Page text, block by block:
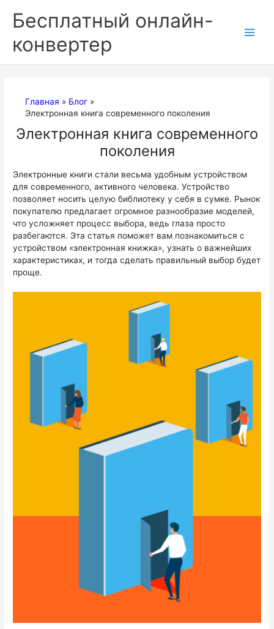
содержимому
Бесплатный онлайн-
конвертер
Главная
Блог
Электронная книга современного поколения
Электронная книга современного
поколения
Электронные книги стали весьма удобным устройством
для современного, активного человека. Устройство
позволяет носить целую библиотеку у себя в сумке. Рынок
покупателю предлагает огромное разнообразие моделей,
что усложняет процесс выбора, ведь глаза просто
разбегаются. Эта статья поможет вам познакомиться с
устройством «электронная книжка», узнать о важнейших
характеристиках, и тогда сделать правильный выбор будет
проще.